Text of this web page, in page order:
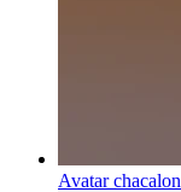
Avatar chacalon